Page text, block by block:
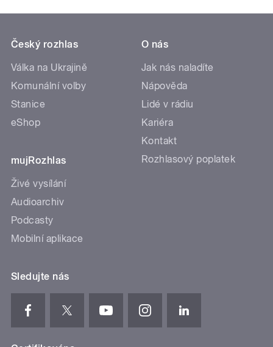
Český rozhlas
Válka na Ukrajině
Komunální volby
Stanice
eShop
mujRozhlas
Živé vysílání
Audioarchiv
Podcasty
Mobilní aplikace
O nás
Jak nás naladíte
Nápověda
Lidé v rádiu
Kariéra
Kontakt
Rozhlasový poplatek
Sledujte nás